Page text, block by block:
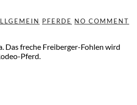
PFERDE NO COMMENT
Das freche Freiberger-Fohlen wird
Pferd.